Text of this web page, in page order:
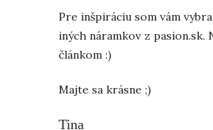
Pre inšpiráciu som vám
iných náramkov z pasion.sk.
článkom :)
Majte sa krásne ;)
Tina